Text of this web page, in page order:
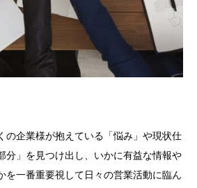
の企業様が抱えている「悩み」や現状仕
分」を見つけ出し、いかに有益な情報や
を一番重要視して日々の営業活動に臨ん
付加価値を重視しお客様に感動を与えら
進とサステナブルを意識した日
、多くの企業に取り巻いている